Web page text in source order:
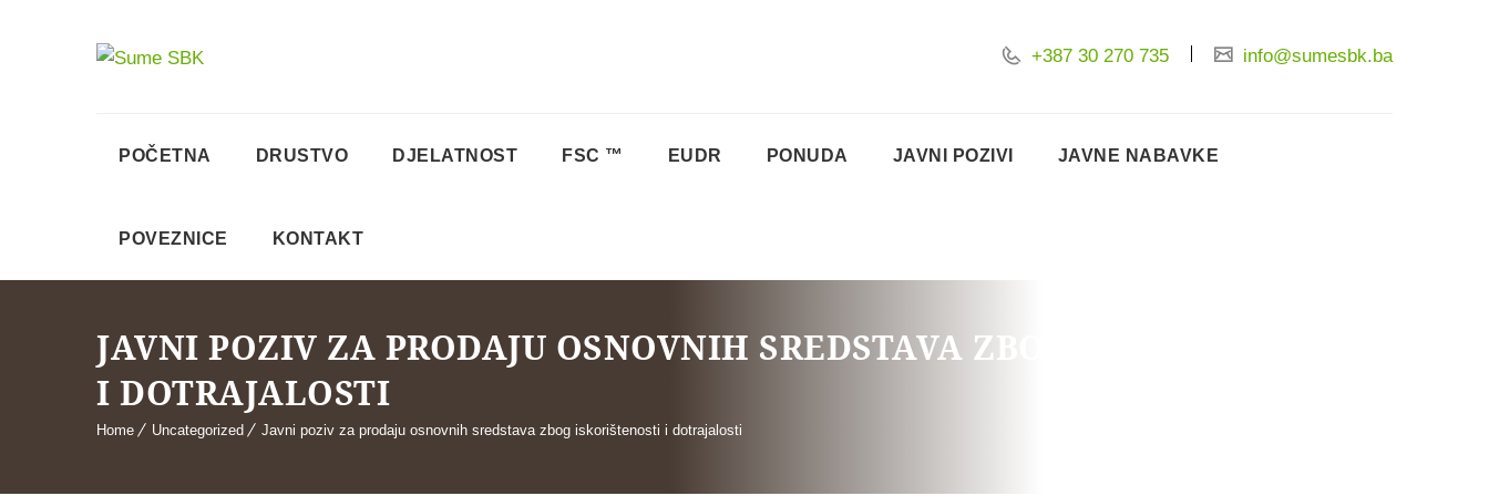
+387 30 270 735 info@sumesbk.ba
POČETNA DRUSTVO DJELATNOST FSC ™ EUDR PONUDA JAVNI POZIVI JAVNE NABAVKE
POVEZNICE KONTAKT
JAVNI POZIV ZA PRODAJU OSNOVNIH SREDSTAVA ZBOG ISKORIŠTENOSTI
I DOTRAJALOSTI
Home Uncategorized Javni poziv za prodaju osnovnih sredstava zbog iskorištenosti i dotrajalosti